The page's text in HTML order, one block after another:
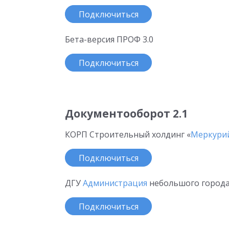
Подключиться
Бета-версия ПРОФ 3.0
Подключиться
Документооборот 2.1
КОРП Строительный холдинг «
Подключиться
ДГУАдминистрация небольшого
Подключиться